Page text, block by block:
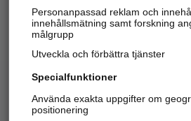
Hitta telefonnummer, adresser,
Kom igång
Personanpassad reklam och
innehållsmätning samt forskning
målgrupp
Utveckla och förbättra tjänster
Specialfunktioner
Använda exakta uppgifter om
positionering